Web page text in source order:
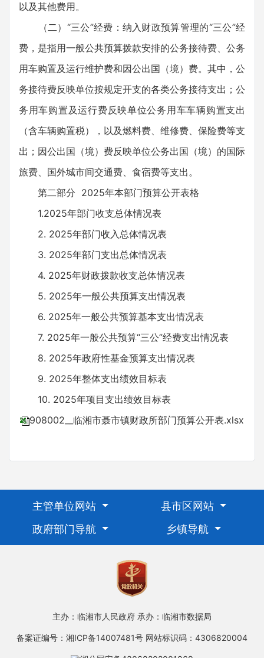
以及其他费用。
（二）“三公”经费：纳入财政预算管理的“三公”经
费，是指用一般公共预算拨款安排的公务接待费、公务
用车购置及运行维护费和因公出国（境）费。其中，公
务接待费反映单位按规定开支的各类公务接待支出；公
务用车购置及运行费反映单位公务用车车辆购置支出
（含车辆购置税），以及燃料费、维修费、保险费等支
出；因公出国（境）费反映单位公务出国（境）的国际
旅费、国外城市间交通费、食宿费等支出。
第二部分 2025年本部门预算公开表格
1.2025年部门收支总体情况表
2. 2025年部门收入总体情况表
3. 2025年部门支出总体情况表
4. 2025年财政拨款收支总体情况表
5. 2025年一般公共预算支出情况表
6. 2025年一般公共预算基本支出情况表
7. 2025年一般公共预算“三公”经费支出情况表
8. 2025年政府性基金预算支出情况表
9. 2025年整体支出绩效目标表
10. 2025年项目支出绩效目标表
908002__临湘市聂市镇财政所部门预算公开表.xlsx
主管单位网站
县市区网站
政府部门导航
乡镇导航
主办：临湘市人民政府 承办：临湘市数据局
备案证编号：湘ICP备14007481号 网站标识码：4306820004